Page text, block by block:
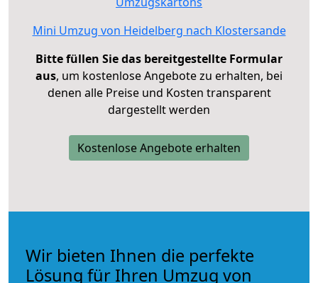
Mini Umzug von Heidelberg nach Klostersande
Bitte füllen Sie das bereitgestellte Formular
aus, um kostenlose Angebote zu erhalten, bei
denen alle Preise und Kosten transparent
dargestellt werden
Kostenlose Angebote erhalten
Wir bieten Ihnen die perfekte
Lösung für Ihren Umzug von